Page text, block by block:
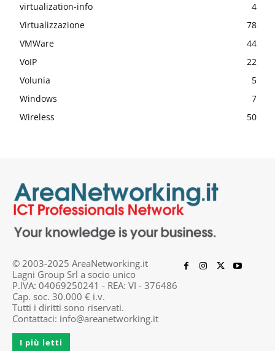
virtualization-info
4
Virtualizzazione
78
VMWare
44
VoIP
22
Volunia
5
Windows
7
Wireless
50
© 2003-2025 AreaNetworking.it
Lagni Group Srl a socio unico
P.IVA: 04069250241 - REA: VI - 376486
Cap. soc. 30.000 € i.v.
Tutti i diritti sono riservati.
Contattaci: info@areanetworking.it
I più letti